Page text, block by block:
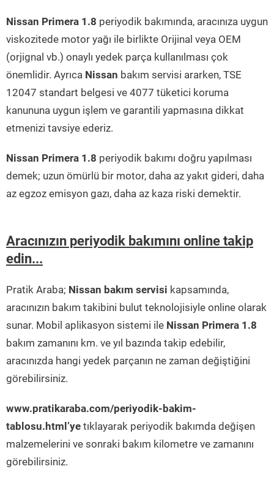
Nissan Primera 1.8 periyodik bakımında, aracınıza uygun
viskozitede motor yağı ile birlikte Orijinal veya OEM
(orjignal vb.) onaylı yedek parça kullanılması çok
önemlidir. Ayrıca Nissan bakım servisi ararken, TSE
12047 standart belgesi ve 4077 tüketici koruma
kanununa uygun işlem ve garantili yapmasına dikkat
etmenizi tavsiye ederiz.
Nissan Primera 1.8 periyodik bakımı doğru yapılması
demek; uzun ömürlü bir motor, daha az yakıt gideri, daha
az egzoz emisyon gazı, daha az kaza riski demektir.
Aracınızın periyodik bakımını online takip
edin...
Pratik Araba; Nissan bakım servisi kapsamında,
aracınızın bakım takibini bulut teknolojisiyle online olarak
sunar. Mobil aplikasyon sistemi ile Nissan Primera 1.8
bakım zamanını km. ve yıl bazında takip edebilir,
aracınızda hangi yedek parçanın ne zaman değiştiğini
görebilirsiniz.
www.pratikaraba.com/periyodik-bakim-
tablosu.html’ye tıklayarak periyodik bakımda değişen
malzemelerini ve sonraki bakım kilometre ve zamanını
görebilirsiniz.